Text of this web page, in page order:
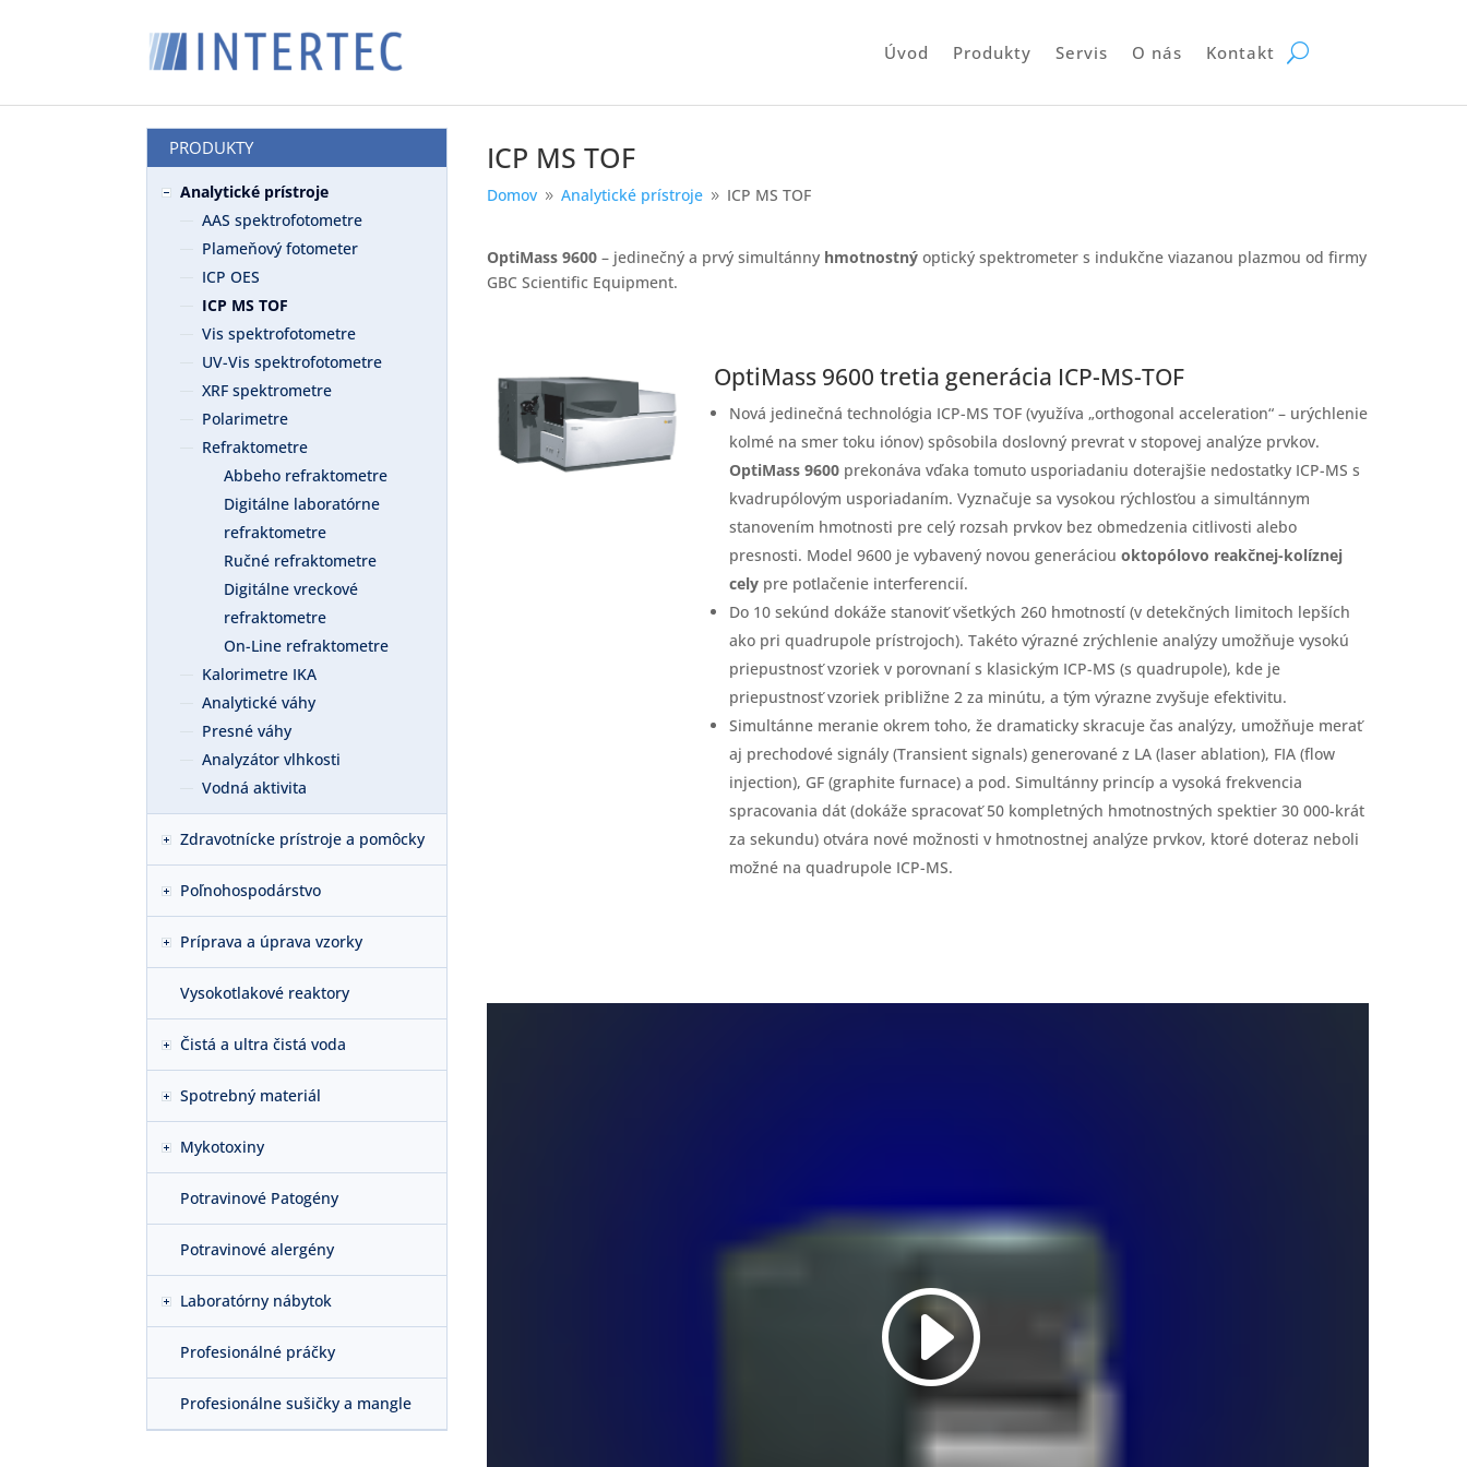
Úvod Produkty Servis O nás Kontakt
PRODUKTY
Analytické prístroje
AAS spektrofotometre
Plameňový fotometer
ICP OES
ICP MS TOF
Vis spektrofotometre
UV-Vis spektrofotometre
XRF spektrometre
Polarimetre
Refraktometre
Abbeho refraktometre
Digitálne laboratórne
refraktometre
Ručné refraktometre
Digitálne vreckové
refraktometre
On-Line refraktometre
Kalorimetre IKA
Analytické váhy
Presné váhy
Analyzátor vlhkosti
Vodná aktivita
Zdravotnícke prístroje a pomôcky
Poľnohospodárstvo
Príprava a úprava vzorky
Vysokotlakové reaktory
Čistá a ultra čistá voda
Spotrebný materiál
Mykotoxiny
Potravinové Patogény
Potravinové alergény
Laboratórny nábytok
Profesionálné práčky
Profesionálne sušičky a mangle
ICP MS TOF
Domov 9 Analytické prístroje 9 ICP MS TOF
OptiMass 9600– jedinečný a prvý simultánny hmotnostnýoptický spektrometer s indukčne viazanou plazmou od firmy
GBC Scientific Equipment.
OptiMass 9600 tretia generácia ICP-MS-TOF
Nová jedinečná technológia ICP-MS TOF (využíva „orthogonal acceleration“ – urýchlenie
kolmé na smer toku iónov) spôsobila doslovný prevrat v stopovej analýze prvkov.
OptiMass 9600prekonáva vďaka tomuto usporiadaniu doterajšie nedostatky ICP-MS s
kvadrupólovým usporiadaním. Vyznačuje sa vysokou rýchlosťou a simultánnym
stanovením hmotnosti pre celý rozsah prvkov bez obmedzenia citlivosti alebo
presnosti. Model 9600 je vybavený novou generáciou oktopólovo reakčnej-kolíznej
celypre potlačenie interferencií.
Do 10 sekúnd dokáže stanoviť všetkých 260 hmotností (v detekčných limitoch lepších
ako pri quadrupole prístrojoch). Takéto výrazné zrýchlenie analýzy umožňuje vysokú
priepustnosť vzoriek v porovnaní s klasickým ICP-MS (s quadrupole), kde je
priepustnosť vzoriek približne 2 za minútu, a tým výrazne zvyšuje efektivitu.
Simultánne meranie okrem toho, že dramaticky skracuje čas analýzy, umožňuje merať
aj prechodové signály (Transient signals) generované z LA (laser ablation), FIA (flow
injection), GF (graphite furnace) a pod. Simultánny princíp a vysoká frekvencia
spracovania dát (dokáže spracovať 50 kompletných hmotnostných spektier 30 000-krát
za sekundu) otvára nové možnosti v hmotnostnej analýze prvkov, ktoré doteraz neboli
možné na quadrupole ICP-MS.